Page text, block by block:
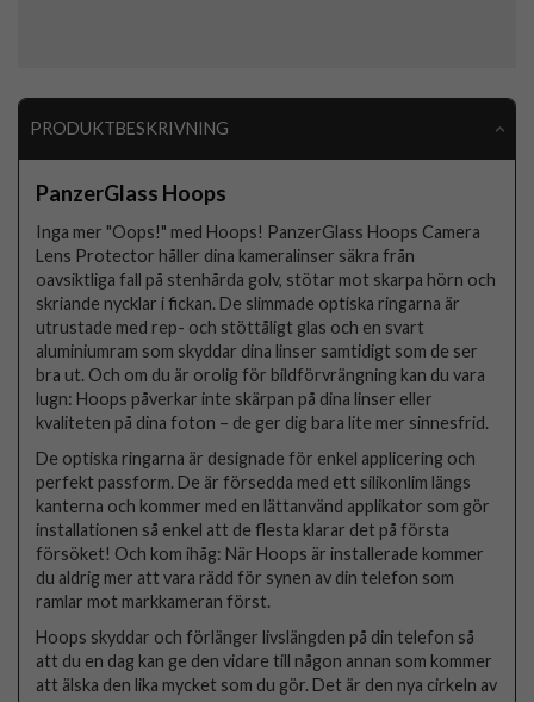
PRODUKTBESKRIVNING
PanzerGlass Hoops
Inga mer "Oops!" med Hoops! PanzerGlass Hoops Camera
Lens Protector håller dina kameralinser säkra från
oavsiktliga fall på stenhårda golv, stötar mot skarpa hörn och
skriande nycklar i fickan. De slimmade optiska ringarna är
utrustade med rep- och stöttåligt glas och en svart
aluminiumram som skyddar dina linser samtidigt som de ser
bra ut. Och om du är orolig för bildförvrängning kan du vara
lugn: Hoops påverkar inte skärpan på dina linser eller
kvaliteten på dina foton – de ger dig bara lite mer sinnesfrid.
De optiska ringarna är designade för enkel applicering och
perfekt passform. De är försedda med ett silikonlim längs
kanterna och kommer med en lättanvänd applikator som gör
installationen så enkel att de flesta klarar det på första
försöket! Och kom ihåg: När Hoops är installerade kommer
du aldrig mer att vara rädd för synen av din telefon som
ramlar mot markkameran först.
Hoops skyddar och förlänger livslängden på din telefon så
att du en dag kan ge den vidare till någon annan som kommer
att älska den lika mycket som du gör. Det är den nya cirkeln av